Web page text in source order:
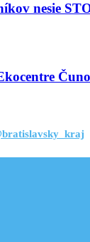
nesie